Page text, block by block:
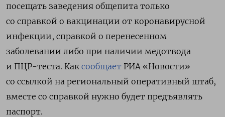
посещать заведения общепита только
со справкой о вакцинации от коронавирусной
инфекции, справкой о перенесенном
заболевании либо при наличии медотвода
и ПЦР-теста. Как сообщает РИА «Новости»
со ссылкой на региональный оперативный штаб,
вместе со справкой нужно будет предъявлять
паспорт.